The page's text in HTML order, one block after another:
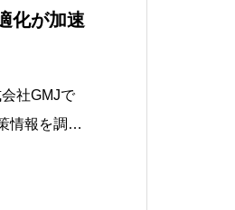
化が加速
社GMJで
情報を調査